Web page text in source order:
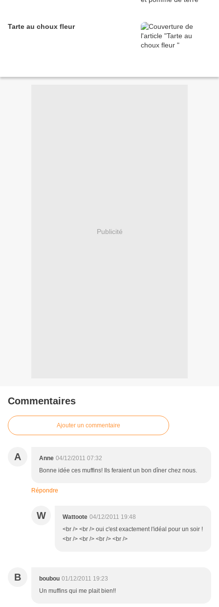
Tarte au choux fleur
Publicité
Commentaires
Ajouter un commentaire
A Anne 04/12/2011 07:32
Bonne idée ces muffins! Ils feraient un bon dîner chez nous.
Répondre
W Wattoote 04/12/2011 19:48
<br /> <br /> oui c'est exactement l'idéal pour un soir !
<br /> <br /> <br /> <br />
B boubou 01/12/2011 19:23
Un muffins qui me plait bien!!